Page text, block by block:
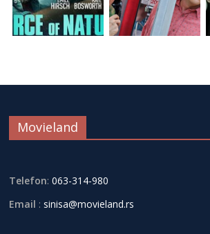
Movieland
Telefon: 063-314-980
Email : sinisa@movieland.rs